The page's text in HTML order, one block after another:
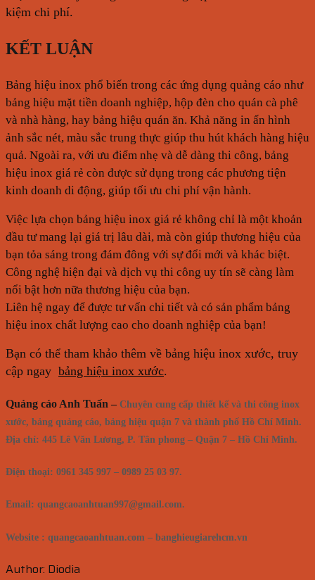
kiệm chi phí.
KẾT LUẬN
Bảng hiệu inox phổ biến trong các ứng dụng quảng cáo như
bảng hiệu mặt tiền doanh nghiệp, hộp đèn cho quán cà phê
và nhà hàng, hay bảng hiệu quán ăn. Khả năng in ấn hình
ảnh sắc nét, màu sắc trung thực giúp thu hút khách hàng hiệu
quả. Ngoài ra, với ưu điểm nhẹ và dễ dàng thi công, bảng
hiệu inox giá rẻ còn được sử dụng trong các phương tiện
kinh doanh di động, giúp tối ưu chi phí vận hành.
Việc lựa chọn bảng hiệu inox giá rẻ không chỉ là một khoản
đầu tư mang lại giá trị lâu dài, mà còn giúp thương hiệu của
bạn tỏa sáng trong đám đông với sự đổi mới và khác biệt.
Công nghệ hiện đại và dịch vụ thi công uy tín sẽ càng làm
nổi bật hơn nữa thương hiệu của bạn.
Liên hệ ngay để được tư vấn chi tiết và có sản phẩm bảng
hiệu inox chất lượng cao cho doanh nghiệp của bạn!
Bạn có thể tham khảo thêm về bảng hiệu inox xước, truy
cập ngay bảng hiệu inox xước.
Quảng cáo Anh Tuấn – Chuyên cung cấp thiết kế và thi công inox
xước, bảng quảng cáo, bảng hiệu quận 7 và thành phố Hồ Chí Minh.
Địa chỉ: 445 Lê Văn Lương, P. Tân phong – Quận 7 – Hồ Chí Minh.
Điện thoại: 0961 345 997 – 0989 25 03 97.
Email: quangcaoanhtuan997@gmail.com.
Website : quangcaoanhtuan.com – banghieugiarehcm.vn
Author: Diodia